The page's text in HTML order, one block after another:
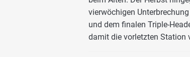
vierwöchigen
und dem finalen Triple-
damit die vorletzten Station